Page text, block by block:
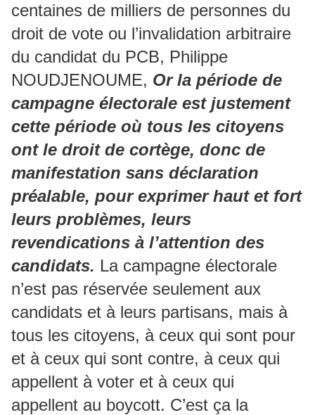
centaines de milliers de personnes du
droit de vote ou l’invalidation arbitraire
du candidat du PCB, Philippe
NOUDJENOUME, Or la période de
campagne électorale est justement
cette période où tous les citoyens
ont le droit de cortège, donc de
manifestation sans déclaration
préalable, pour exprimer haut et fort
leurs problèmes, leurs
revendications à l’attention des
candidats. La campagne électorale
n’est pas réservée seulement aux
candidats et à leurs partisans, mais à
tous les citoyens, à ceux qui sont pour
et à ceux qui sont contre, à ceux qui
appellent à voter et à ceux qui
appellent au boycott. C’est ça la